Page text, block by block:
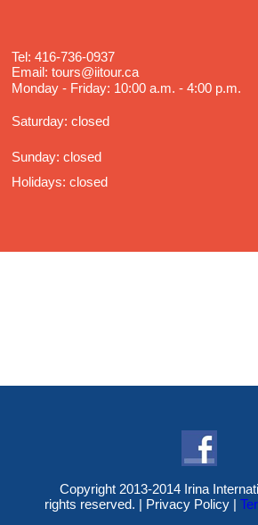
Tel: 416-736-0937
Email: tours@iitour.ca
Monday - Friday: 10:00 a.m. - 4:00 p.m.
Saturday: closed
Sunday: closed
Holidays: closed
Copyright 2013-2014 Irina
rights reserved. | Privacy Policy |